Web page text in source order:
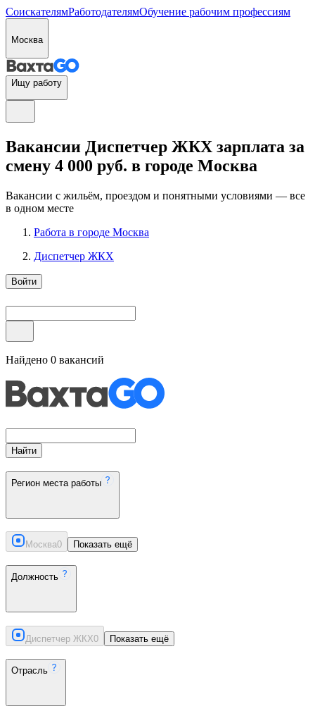
СоискателямРаботодателямОбучение рабочим профессиям
Москва
Ищу работу
Вакансии Диспетчер ЖКХ зарплата за
смену 4 000 руб. в городе Москва
Вакансии с жильём, проездом и понятными условиями — все
в одном месте
Работа в городе Москва
Диспетчер ЖКХ
Войти
Найдено 0 вакансий
Найти
Регион места работы
Москва0 Показать ещё
Должность
Диспетчер ЖКХ0 Показать ещё
Отрасль